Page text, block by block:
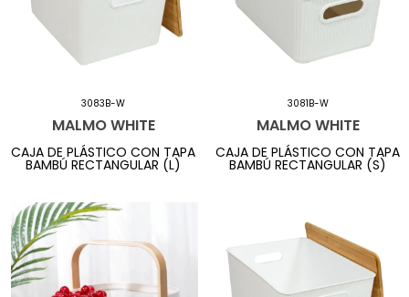
3083B-W
MALMO WHITE
CAJA DE PLÁSTICO CON TAPA
BAMBÚ RECTANGULAR (L)
3081B-W
MALMO WHITE
CAJA DE PLÁSTICO CON TAPA
BAMBÚ RECTANGULAR (S)